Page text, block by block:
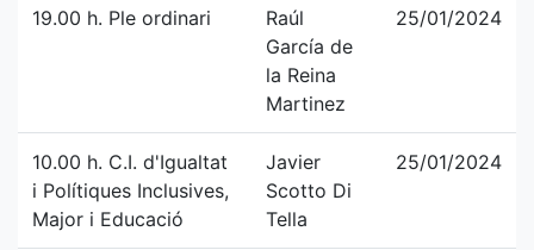
19.00 h. Ple ordinari
Raúl
García de
la Reina
Martinez
25/01/2024
10.00 h. C.I. d'Igualtat
i Polítiques Inclusives,
Major i Educació
Javier
Scotto Di
Tella
25/01/2024